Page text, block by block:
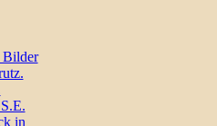
Bilder
in